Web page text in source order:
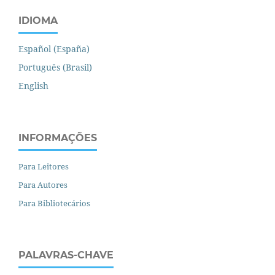
IDIOMA
Español (España)
Português (Brasil)
English
INFORMAÇÕES
Para Leitores
Para Autores
Para Bibliotecários
PALAVRAS-CHAVE